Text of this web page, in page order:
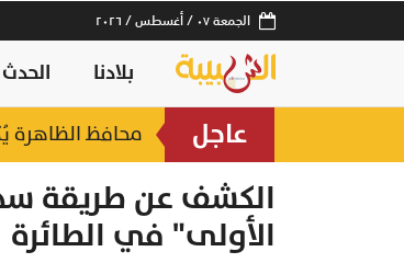
الجمعة ٠٧ / أغسطس / ٢٠٢٦
بلادنا الحدث
عاجل محافظ الظاهرة يُكرّم 3 جهات حكومية بجائزة "أفضل منفذ تقديم
الكشف عن طريقة
الأولى" في الطائرة